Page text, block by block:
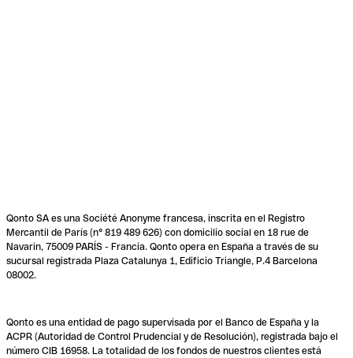
Qonto SA es una Société Anonyme francesa, inscrita en el Registro
Mercantil de París (n° 819 489 626) con domicilio social en 18 rue de
Navarin, 75009 PARÍS - Francia. Qonto opera en España a través de su
sucursal registrada Plaza Catalunya 1, Edificio Triangle, P.4 Barcelona
08002.
Qonto es una entidad de pago supervisada por el Banco de España y la
ACPR (Autoridad de Control Prudencial y de Resolución), registrada bajo el
número CIB 16958. La totalidad de los fondos de nuestros clientes está